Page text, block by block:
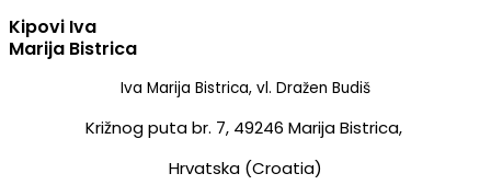
Kipovi Iva
Marija Bistrica
Iva Marija Bistrica, vl. Dražen Budiš
Križnog puta br. 7, 49246 Marija Bistrica,
Hrvatska (Croatia)